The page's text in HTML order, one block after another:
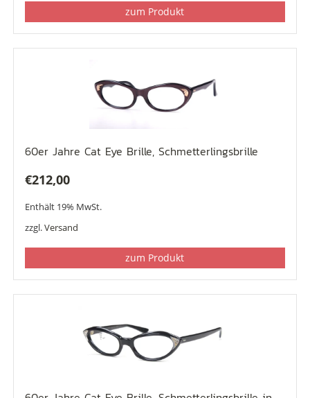
zum Produkt
60er Jahre Cat Eye Brille, Schmetterlingsbrille
€212,00
Enthält 19% MwSt.
zzgl.Versand
zum Produkt